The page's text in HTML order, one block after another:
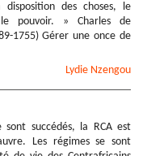
des choses, le
pouvoir. » Charles de
1755) Gérer une once de
Lydie Nzengou
succédés, la RCA est
Les régimes se sont